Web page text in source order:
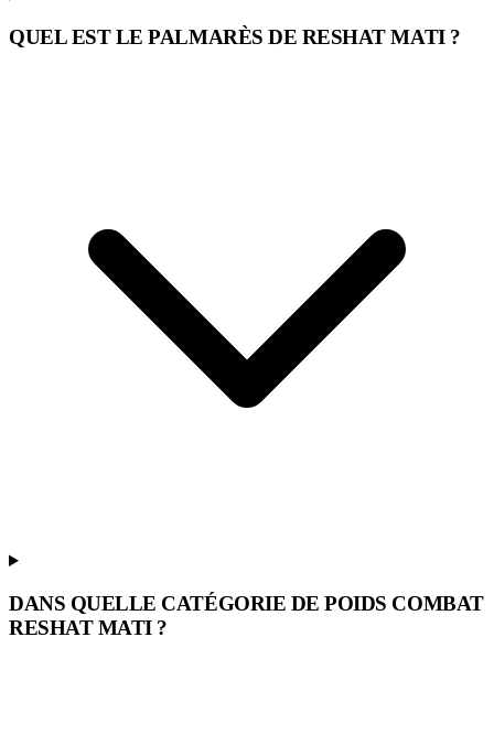
QUEL EST LE PALMARÈS DE RESHAT MATI ?
DANS QUELLE CATÉGORIE DE POIDS COMBAT
RESHAT MATI ?